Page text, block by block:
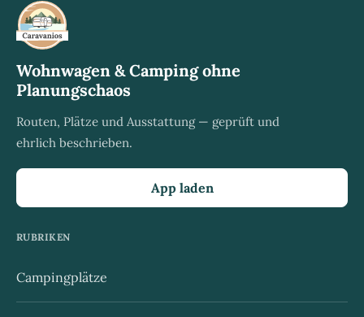
Wohnwagen & Camping ohne
Planungschaos
Routen, Plätze und Ausstattung — geprüft und
ehrlich beschrieben.
App laden
RUBRIKEN
Campingplätze